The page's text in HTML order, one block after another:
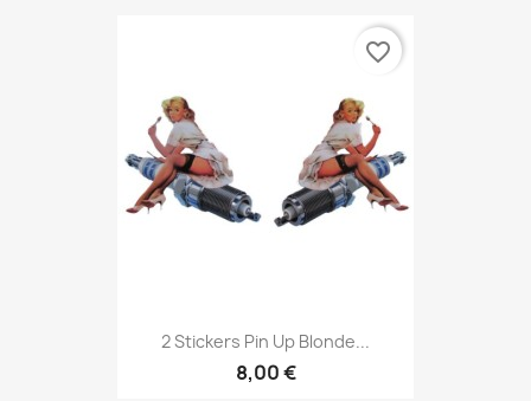
2 Stickers Pin Up Blonde...
8,00 €
favorite_border